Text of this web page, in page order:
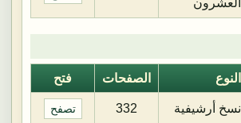
النوع الصفحات فتح
نسخ أرشيفية 332 تصفح